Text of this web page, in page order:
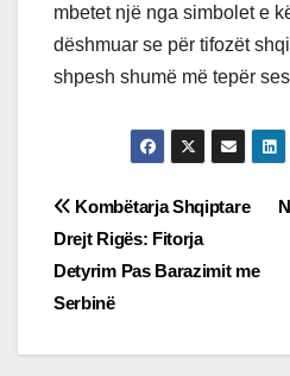
mbetet një nga simbolet e
dëshmuar se për tifozët
shpesh shumë më tepër
Post
navigation
Kombëtarja Shqiptare
Drejt Rigës: Fitorja
Detyrim Pas Barazimit me
Serbinë